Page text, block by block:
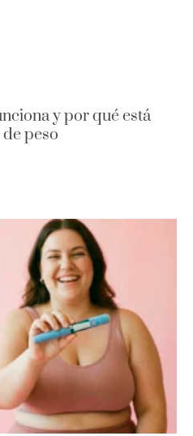
y por qué está
peso